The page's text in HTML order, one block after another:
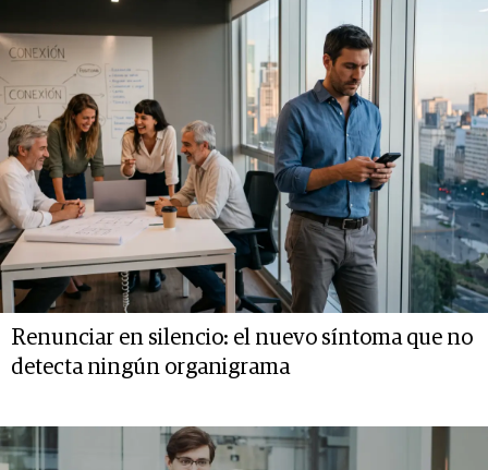
Renunciar en silencio: el nuevo síntoma que no
detecta ningún organigrama